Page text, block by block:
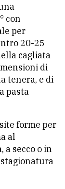
con
per
20-25
cagliata
di
tenera, e di
pasta
forme per
al
a secco o in